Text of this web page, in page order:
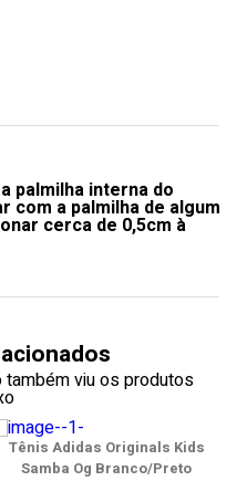
palmilha interna do
com a palmilha de algum
cerca de 0,5cm à
viu os produtos
Tênis Adidas Originals Kids
Samba Og Branco/Preto